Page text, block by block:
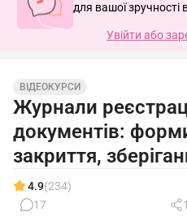
для вашої зручності
Увійти або
ВІДЕОКУРСИ
Журнали
документів:
закриття,
4.9(234)
17